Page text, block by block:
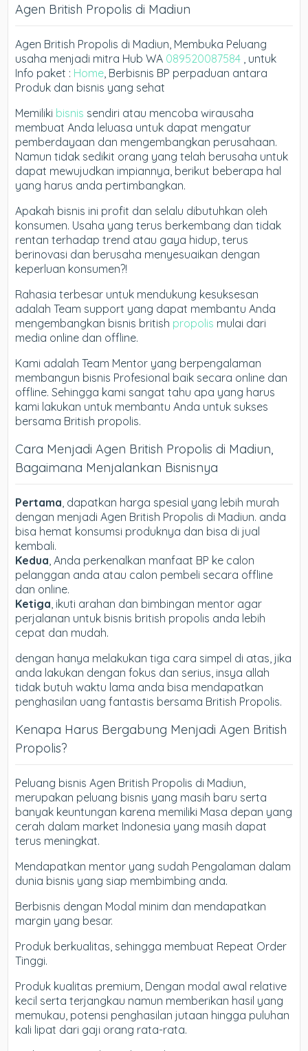
Agen British Propolis di Madiun
Agen British Propolis di Madiun, Membuka Peluang
usaha menjadi mitra Hub WA 089520087584 , untuk
Info paket : Home, Berbisnis BP perpaduan antara
Produk dan bisnis yang sehat
Memiliki bisnis sendiri atau mencoba wirausaha
membuat Anda leluasa untuk dapat mengatur
pemberdayaan dan mengembangkan perusahaan.
Namun tidak sedikit orang yang telah berusaha untuk
dapat mewujudkan impiannya, berikut beberapa hal
yang harus anda pertimbangkan.
Apakah bisnis ini profit dan selalu dibutuhkan oleh
konsumen. Usaha yang terus berkembang dan tidak
rentan terhadap trend atau gaya hidup, terus
berinovasi dan berusaha menyesuaikan dengan
keperluan konsumen?!
Rahasia terbesar untuk mendukung kesuksesan
adalah Team support yang dapat membantu Anda
mengembangkan bisnis british propolis mulai dari
media online dan offline.
Kami adalah Team Mentor yang berpengalaman
membangun bisnis Profesional baik secara online dan
offline. Sehingga kami sangat tahu apa yang harus
kami lakukan untuk membantu Anda untuk sukses
bersama British propolis.
Cara Menjadi Agen British Propolis di Madiun,
Bagaimana Menjalankan Bisnisnya
Pertama, dapatkan harga spesial yang lebih murah
dengan menjadi Agen British Propolis di Madiun. anda
bisa hemat konsumsi produknya dan bisa di jual
kembali.
Kedua, Anda perkenalkan manfaat BP ke calon
pelanggan anda atau calon pembeli secara offline
dan online.
Ketiga, ikuti arahan dan bimbingan mentor agar
perjalanan untuk bisnis british propolis anda lebih
cepat dan mudah.
dengan hanya melakukan tiga cara simpel di atas, jika
anda lakukan dengan fokus dan serius, insya allah
tidak butuh waktu lama anda bisa mendapatkan
penghasilan uang fantastis bersama British Propolis.
Kenapa Harus Bergabung Menjadi Agen British
Propolis?
Peluang bisnis Agen British Propolis di Madiun,
merupakan peluang bisnis yang masih baru serta
banyak keuntungan karena memiliki Masa depan yang
cerah dalam market Indonesia yang masih dapat
terus meningkat.
Mendapatkan mentor yang sudah Pengalaman dalam
dunia bisnis yang siap membimbing anda.
Berbisnis dengan Modal minim dan mendapatkan
margin yang besar.
Produk berkualitas, sehingga membuat Repeat Order
Tinggi.
Produk kualitas premium, Dengan modal awal relative
kecil serta terjangkau namun memberikan hasil yang
memukau, potensi penghasilan jutaan hingga puluhan
kali lipat dari gaji orang rata-rata.